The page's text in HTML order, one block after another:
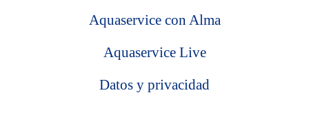
Aquaservice con Alma
Aquaservice Live
Datos y privacidad